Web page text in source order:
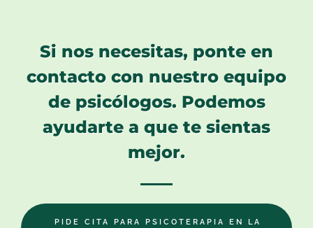
Si nos necesitas, ponte en
contacto con nuestro equipo
de psicólogos. Podemos
ayudarte a que te sientas
mejor.
PIDE CITA PARA PSICOTERAPIA EN LA